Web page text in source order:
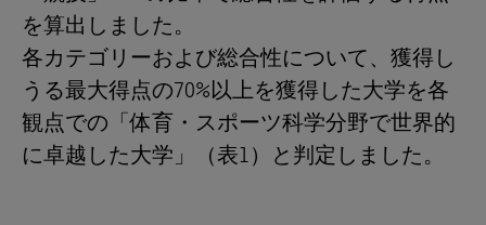
を算出しました。
各カテゴリーおよび総合性について、獲得し
うる最大得点の70%以上を獲得した大学を各
観点での「体育・スポーツ科学分野で世界的
に卓越した大学」（表1）と判定しました。